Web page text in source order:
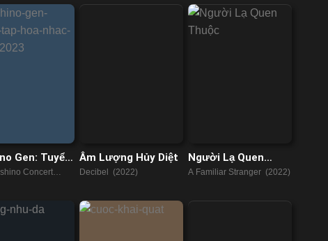
Gen: Tuyển
Nhạc 2015-
Concert
Âm Lượng Hủy Diệt
Decibel (2022)
Người Lạ Quen
Thuộc
A Familiar Stranger (2022)